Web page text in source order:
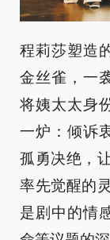
程莉莎塑造
金丝雀，一
将姨太太身
一炉：倾诉
孤勇决绝，
率先觉醒的
是剧中的情